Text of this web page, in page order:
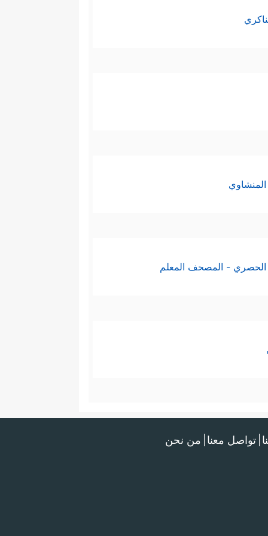
الحصري - المصحف المعلم
تواصل معنا من نحن